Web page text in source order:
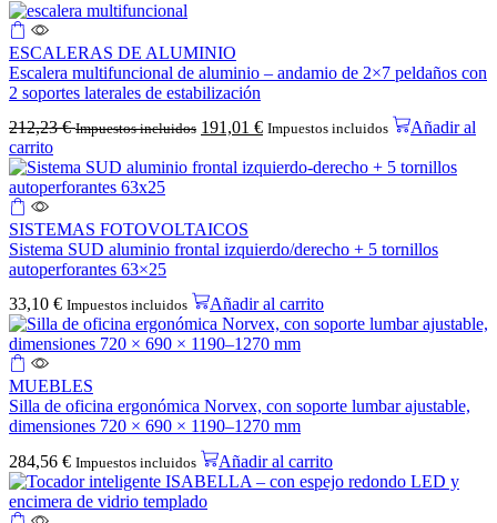
ESCALERAS DE ALUMINIO
Escalera multifuncional de aluminio – andamio de 2×7 peldaños con
2 soportes laterales de estabilización
212,23€ Impuestos incluidos 191,01 € Impuestos incluidos
Añadir al
carrito
SISTEMAS FOTOVOLTAICOS
Sistema SUD aluminio frontal izquierdo/derecho + 5 tornillos
autoperforantes 63×25
33,10 € Impuestos incluidos Añadir al carrito
MUEBLES
Silla de oficina ergonómica Norvex, con soporte lumbar ajustable,
dimensiones 720 × 690 × 1190–1270 mm
284,56 € Impuestos incluidos Añadir al carrito